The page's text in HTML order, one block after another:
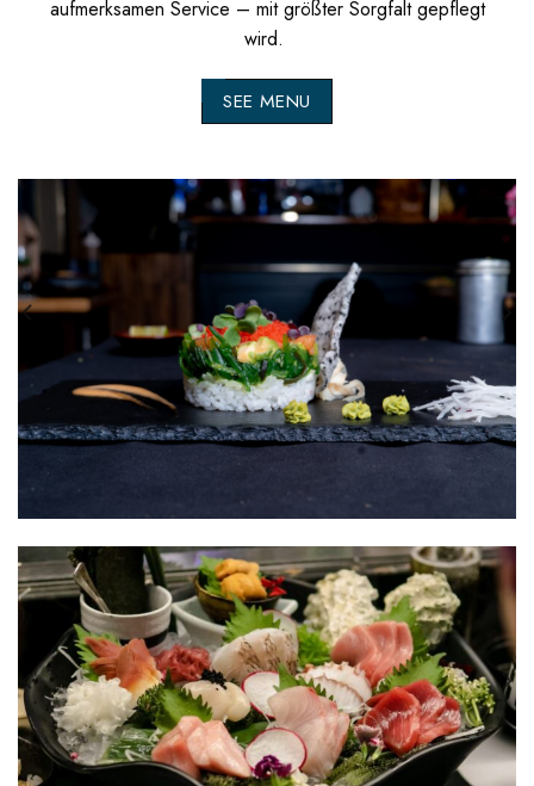
aufmerksamen Service – mit größter Sorgfalt gepflegt
wird.
SEE MENU